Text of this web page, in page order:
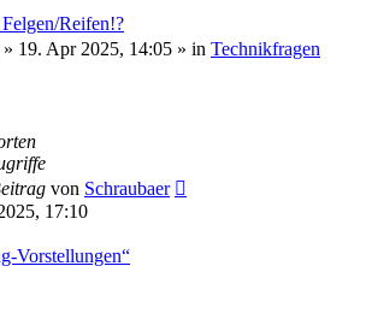
Reifen!?
» 19. Apr 2025, 14:05 » in Technikfragen
von Schraubaer
17:10
Vorstellungen“